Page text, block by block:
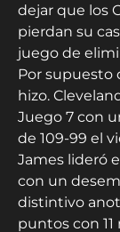
dejar que los
pierdan su
juego de
Por supuesto
hizo.
Juego 7 con
de 109-99 el
James lideró
con un
distintivo
puntos con